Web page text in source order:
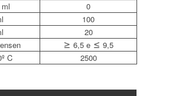
0
100
20
6,5 e
9,5
C
2500